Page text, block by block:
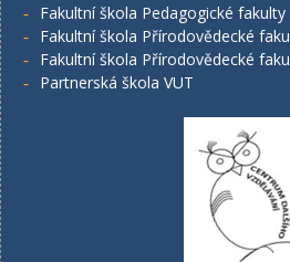
Fakultní škola Pedagogické
Fakultní škola Přírodovědecké
Fakultní škola Přírodovědecké
Partnerská škola VUT